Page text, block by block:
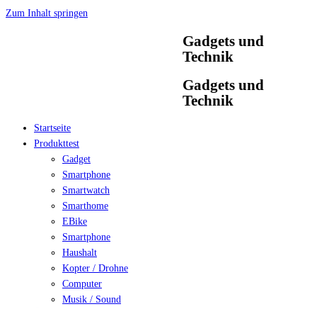
Zum Inhalt springen
Gadgets und
Technik
Gadgets und
Technik
Startseite
Produkttest
Gadget
Smartphone
Smartwatch
Smarthome
EBike
Smartphone
Haushalt
Kopter / Drohne
Computer
Musik / Sound